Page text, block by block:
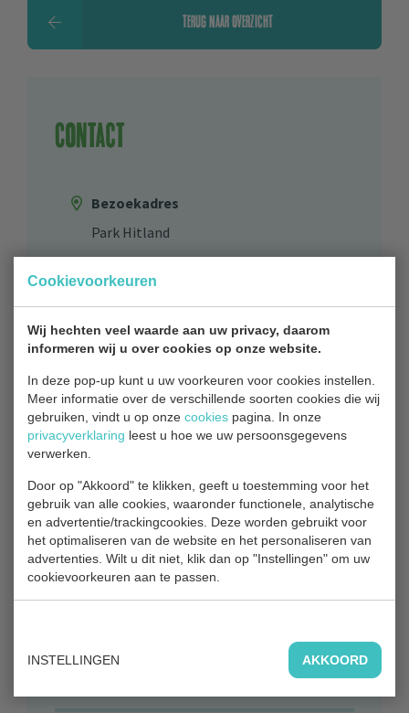
Cookievoorkeuren
Wij hechten veel waarde aan uw privacy, daarom
informeren wij u over cookies op onze website.
In deze pop-up kunt u uw voorkeuren voor cookies instellen.
Meer informatie over de verschillende soorten cookies die wij
gebruiken, vindt u op onze cookies pagina. In onze
privacyverklaring leest u hoe we uw persoonsgegevens
verwerken.
Door op "Akkoord" te klikken, geeft u toestemming voor het
gebruik van alle cookies, waaronder functionele, analytische
en advertentie/trackingcookies. Deze worden gebruikt voor
het optimaliseren van de website en het personaliseren van
advertenties. Wilt u dit niet, klik dan op "Instellingen" om uw
cookievoorkeuren aan te passen.
INSTELLINGEN AKKOORD
TERUG NAAR OVERZICHT
Contact
Bezoekadres
Park Hitland
Blaardorpseweg 1
2911 BC Nieuwerkerk aan den IJssel
Algemeen Bestuur Recreatieschap
Hitland
Vragen?stuur ons een berichtje.
Naam
E-mailadres